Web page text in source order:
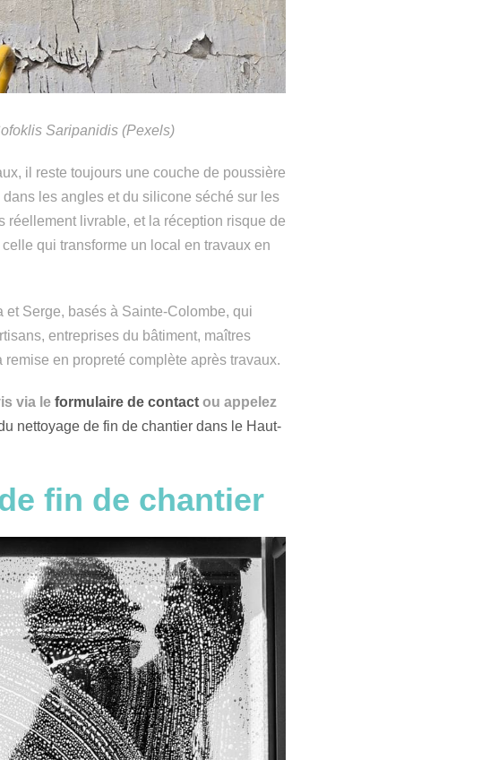
Saripanidis (Pexels)
il reste toujours une couche de poussière
les angles et du silicone séché sur les
réellement livrable, et la réception risque de
qui transforme un local en travaux en
Serge, basés à Sainte-Colombe, qui
entreprises du bâtiment, maîtres
en propreté complète après travaux.
via le formulaire de contact ou appelez
nettoyage de fin de chantier dans le Haut-
fin de chantier